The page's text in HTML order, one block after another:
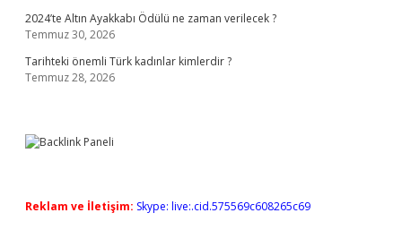
2024’te Altın Ayakkabı Ödülü ne zaman verilecek ?
Temmuz 30, 2026
Tarihteki önemli Türk kadınlar kimlerdir ?
Temmuz 28, 2026
Reklam ve İletişim: Skype: live:.cid.575569c608265c69